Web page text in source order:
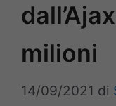
milioni
14/09/2021 di